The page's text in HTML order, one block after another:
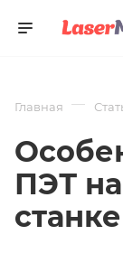
ПЭТ
станке
Главная —